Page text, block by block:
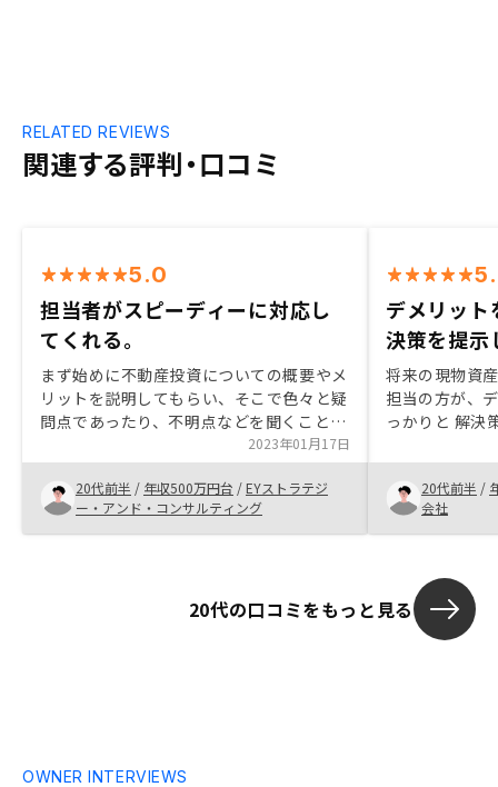
関連する評判・口コミ
RELATED REVIEWS
5.0
担当者がスピーディーに対応し
てくれる。
まず始めに不動産投資についての概要やメ
リットを説明してもらい、そこで色々と疑
問点であったり、不明点などを聞くことが
でき、解消できた。また担当の方にとても
スピーディに動いて頂いたため、物件情報
を複数件見ることができ、良さそうな物件
があったので契約に至った。
2023年01月17日
20代前半 / 年収500万円台 /EYストラテジ
ー・アンド・コンサルティング
デメリット
決策を提示
将来の現物資
担当の方が、
っかりと 解決
からこそ、ロ
ことができた
す。
20代前半 /
会社
20代の口コミをもっと見る
OWNER INTERVIEWS